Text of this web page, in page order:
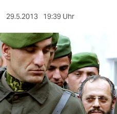
sport
berlin
nord
wahrheit
29.5.2013 19:39 Uhr